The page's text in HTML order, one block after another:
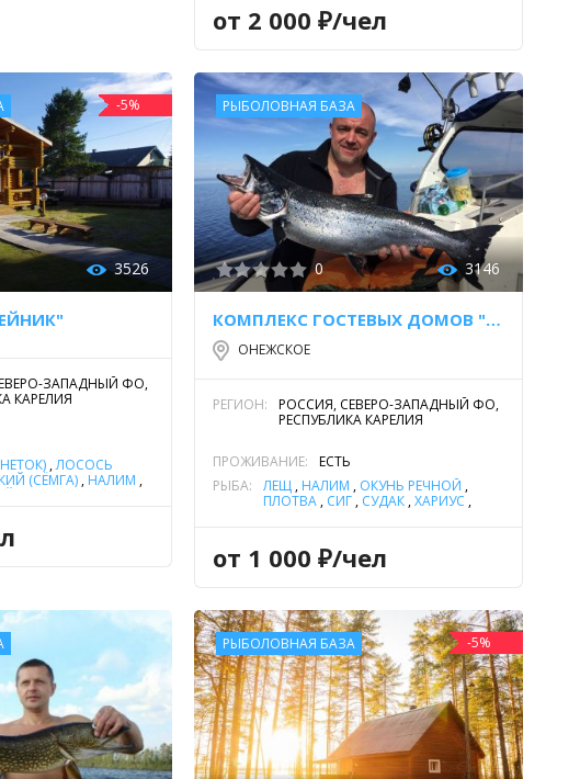
от 2 000 ₽/чел
-5%
3526
ЗАПАДНЫЙ ФО,
КАРЕЛИЯ
,ЛОСОСЬ
(СЁМГА), НАЛИМ ,
РЫБОЛОВНАЯ БАЗА
0 3146
КОМПЛЕКС ГОСТЕВЫХ ДОМОВ "ВЕПССКИЙ ХУТОР"
ОНЕЖСКОЕ
РЕГИОН:
РОССИЯ, СЕВЕРО-ЗАПАДНЫЙ ФО,
РЕСПУБЛИКА КАРЕЛИЯ
ПРОЖИВАНИЕ:
ЕСТЬ
РЫБА:
ЛЕЩ, НАЛИМ , ОКУНЬ РЕЧНОЙ ,
ПЛОТВА, СИГ, СУДАК,ХАРИУС ,
от 1 000 ₽/чел
-5%
РЫБОЛОВНАЯ БАЗА